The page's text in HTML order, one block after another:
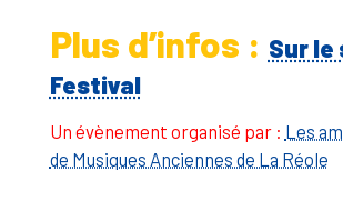
Plus d’infos : Sur le
Festival
Un évènement organisé par : Les
de Musiques Anciennes de La Réole